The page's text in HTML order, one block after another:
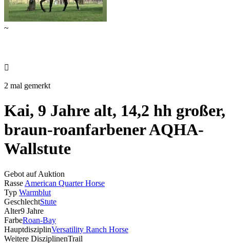
~

2 mal gemerkt
Kai, 9 Jahre alt, 14,2 hh großer,
braun-roanfarbener AQHA-
Wallstute
Gebot auf Auktion
Rasse American Quarter Horse
Typ Warmblut
GeschlechtStute
Alter9 Jahre
FarbeRoan-Bay
HauptdisziplinVersatility Ranch Horse
Weitere DisziplinenTrail